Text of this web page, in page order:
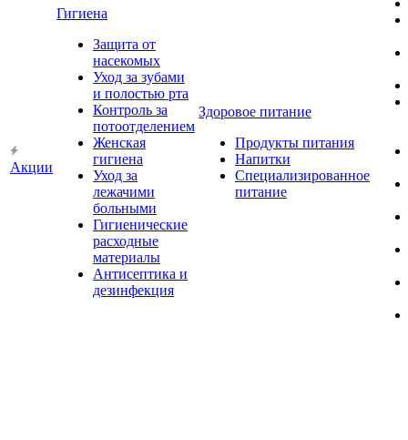
Акции
Гигиена
Защита от
насекомых
Уход за зубами
и полостью рта
Контроль за
потоотделением
Женская
гигиена
Уход за
лежачими
больными
Гигиенические
расходные
материалы
Антисептика и
дезинфекция
Здоровое питание
Продукты питания
Напитки
Специализированное
питание